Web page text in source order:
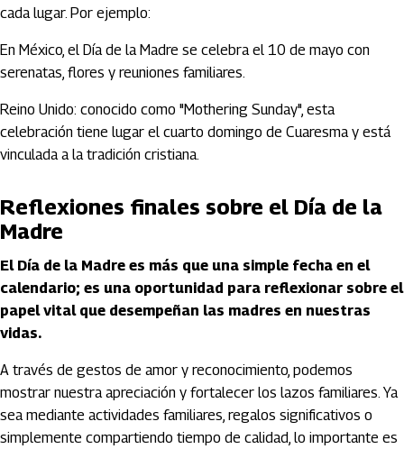
cada lugar. Por ejemplo:
En México, el Día de la Madre se celebra el 10 de mayo con
serenatas, flores y reuniones familiares.
Reino Unido: conocido como "Mothering Sunday", esta
celebración tiene lugar el cuarto domingo de Cuaresma y está
vinculada a la tradición cristiana.
Reflexiones finales sobre el Día de la
Madre
El Día de la Madre es más que una simple fecha en el
calendario; es una oportunidad para reflexionar sobre el
papel vital que desempeñan las madres en nuestras
vidas.
A través de gestos de amor y reconocimiento, podemos
mostrar nuestra apreciación y fortalecer los lazos familiares. Ya
sea mediante actividades familiares, regalos significativos o
simplemente compartiendo tiempo de calidad, lo importante es